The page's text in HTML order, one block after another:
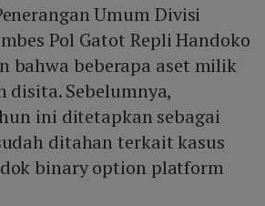
Umum Divisi
Pol Gatot Repli Handoko
bahwa beberapa aset milik
disita. Sebelumnya,
ini ditetapkan sebagai
ditahan terkait kasus
binary option platform